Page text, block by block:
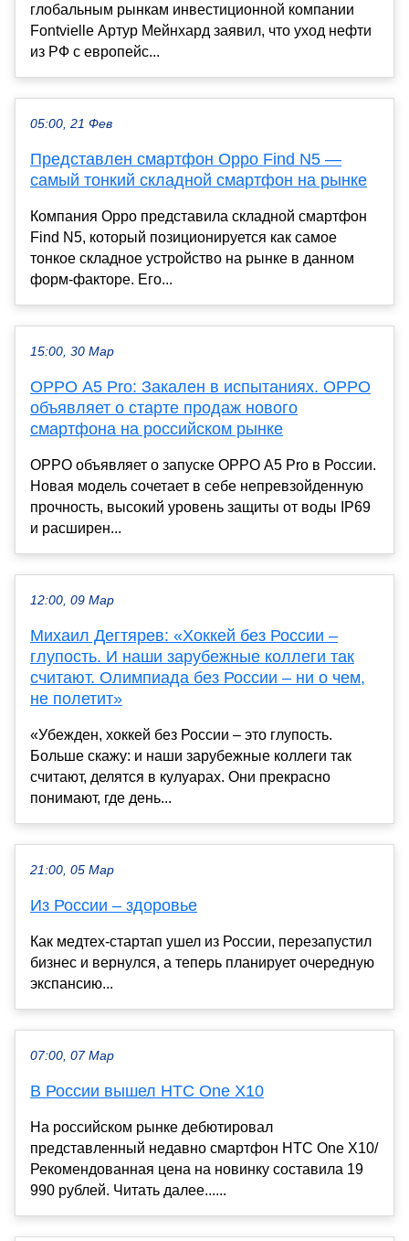
глобальным рынкам инвестиционной компании
Fontvielle Артур Мейнхард заявил, что уход нефти
из РФ с европейс...
05:00, 21 Фев
Представлен смартфон Oppo Find N5 —
самый тонкий складной смартфон на рынке
Компания Oppo представила складной смартфон
Find N5, который позиционируется как самое
тонкое складное устройство на рынке в данном
форм-факторе. Его...
15:00, 30 Мар
OPPO A5 Pro: Закален в испытаниях. OPPO
объявляет о старте продаж нового
смартфона на российском рынке
OPPO объявляет о запуске OPPO A5 Pro в России.
Новая модель сочетает в себе непревзойденную
прочность, высокий уровень защиты от воды IP69
и расширен...
12:00, 09 Мар
Михаил Дегтярев: «Хоккей без России –
глупость. И наши зарубежные коллеги так
считают. Олимпиада без России – ни о чем,
не полетит»
«Убежден, хоккей без России – это глупость.
Больше скажу: и наши зарубежные коллеги так
считают, делятся в кулуарах. Они прекрасно
понимают, где день...
21:00, 05 Мар
Из России – здоровье
Как медтех-стартап ушел из России, перезапустил
бизнес и вернулся, а теперь планирует очередную
экспансию...
07:00, 07 Мар
В России вышел HTC One X10
На российском рынке дебютировал
представленный недавно смартфон HTC One X10/
Рекомендованная цена на новинку составила 19
990 рублей. Читать далее......